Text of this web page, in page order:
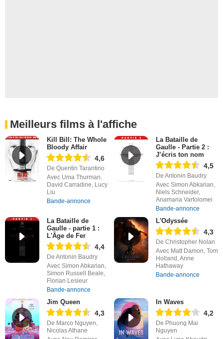
Meilleurs films à l'affiche
Kill Bill: The Whole
Bloody Affair
4,6
De Quentin Tarantino
Avec Uma Thurman,
David Carradine, Lucy
Liu
Bande-annonce
La Bataille de
Gaulle - Partie 2 :
J’écris ton nom
4,5
De Antonin Baudry
Avec Simon Abkarian,
Niels Schneider,
Anamaria Vartolomei
Bande-annonce
La Bataille de
Gaulle - partie 1 :
L'Âge de Fer
4,4
De Antonin Baudry
Avec Simon Abkarian,
Simon Russell Beale,
Florian Lesieur
Bande-annonce
L'Odyssée
4,3
De Christopher Nolan
Avec Matt Damon, Tom
Holland, Anne
Hathaway
Bande-annonce
Jim Queen
4,3
De Marco Nguyen,
Nicolas Athane
In Waves
4,2
De Phuong Mai
Nguyen